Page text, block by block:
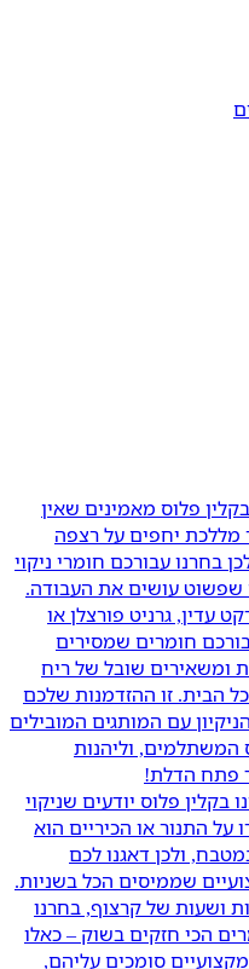
פלוס מאמינים שאין
מללכת יחפים על רצפה
בחרנו עבורכם חומרי ניקוי
עושים את העבודה.
עדין, גרניט פורצלן או
חומרים שמסירים
ומשאירים שובל של ריח
הבית. זו ההזדמנות שלכם
עם המותגים המובילים
המשתלמים, וליהנות
פתח הדלת!
בקלין פלוס יודעים שניקוי
התנור או הכיריים הוא
ולכן דאגנו לכם
שממיסים הכל בשניות.
ושעות של קרצוף, בחרנו
הכי חזקים בשוק – כאלו
סומכים עליהם,